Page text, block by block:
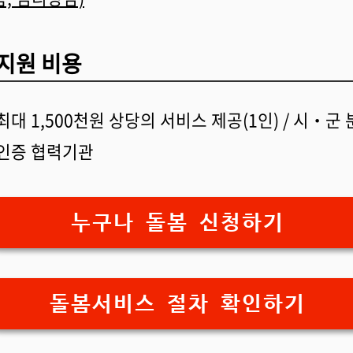
원 비용
대 1,500천원 상당의 서비스 제공(1인) / 시‧군
증 협력기관
누구나 돌봄 신청하기
돌봄서비스 절차 확인하기